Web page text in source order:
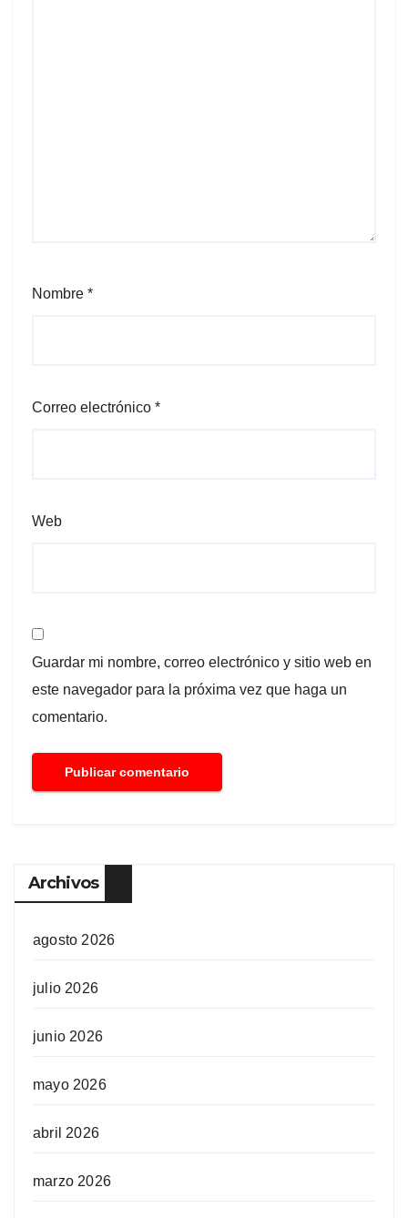
Nombre *
Correo electrónico *
Web
Guardar mi nombre, correo electrónico y sitio web en
este navegador para la próxima vez que haga un
comentario.
Archivos
agosto 2026
julio 2026
junio 2026
mayo 2026
abril 2026
marzo 2026